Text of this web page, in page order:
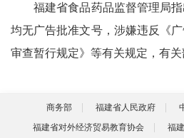
福建省食品药品监督管理局
均无广告批准文号，涉嫌违反《
审查暂行规定》等有关规定，有关
商务部 福建省人民政府
福建省对外经济贸易教育协会
福